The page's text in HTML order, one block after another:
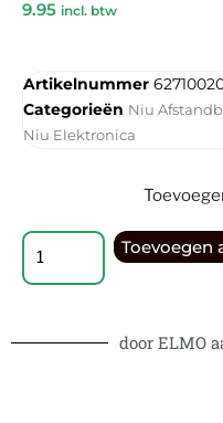
9.95 incl. btw
Artikelnummer
Categorieën Niu
Niu Elektronica
Toevoegen
door ELMO